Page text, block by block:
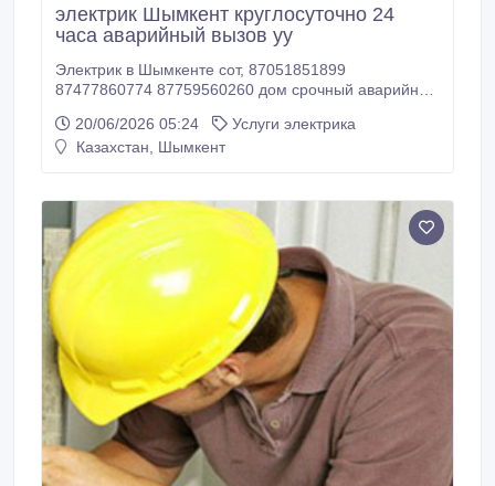
электрик Шымкент круглосуточно 24
часа аварийный вызов уу
Электрик в Шымкенте сот, 87051851899
87477860774 87759560260 дом срочный аварийный
установка и демонтаж оборудования 220-380 вольт,
сборка и ревизия щитов, навес люстр, бра,
20/06/2026 05:24
Услуги электрика
Казахстан, Шымкент